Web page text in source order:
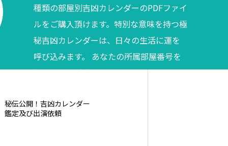
種類の部屋別吉凶カレンダーのPDFファイ
ルをご購入頂けます。特別な意味を持つ極
秘吉凶カレンダーは、日々の生活に運を
呼び込みます。 あなたの所属部屋番号を
調べてからご購入ください。
秘伝公開！吉凶カレンダー
鑑定及び出演依頼